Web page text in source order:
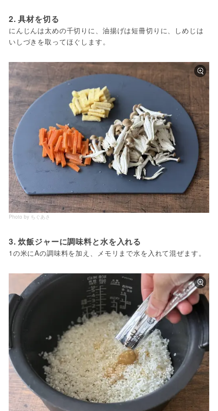
2. 具材を切る
にんじんは太めの千切りに、油揚げは短冊切りに、しめじは
いしづきを取ってほぐします。
Photo by ちぐあさ
3. 炊飯ジャーに調味料と水を入れる
1の米にAの調味料を加え、メモリまで水を入れて混ぜます。